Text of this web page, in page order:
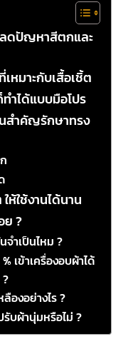
ดปัญหาสีตกและ
หมาะกับเสื้อเชิ้ต
ำได้แบบมือโปร
สำคัญรักษาทรง
ห้ใช้งานได้นาน
ย ?
จำเป็นไหม ?
เข้าเครื่องอบผ้าได้
องอย่างไร ?
รับผ้านุ่มหรือไม่ ?